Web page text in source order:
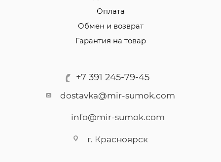
Оплата
Обмен и возврат
Гарантия на товар
+7 391 245-79-45
dostavka@mir-sumok.com
info@mir-sumok.com
г. Красноярск